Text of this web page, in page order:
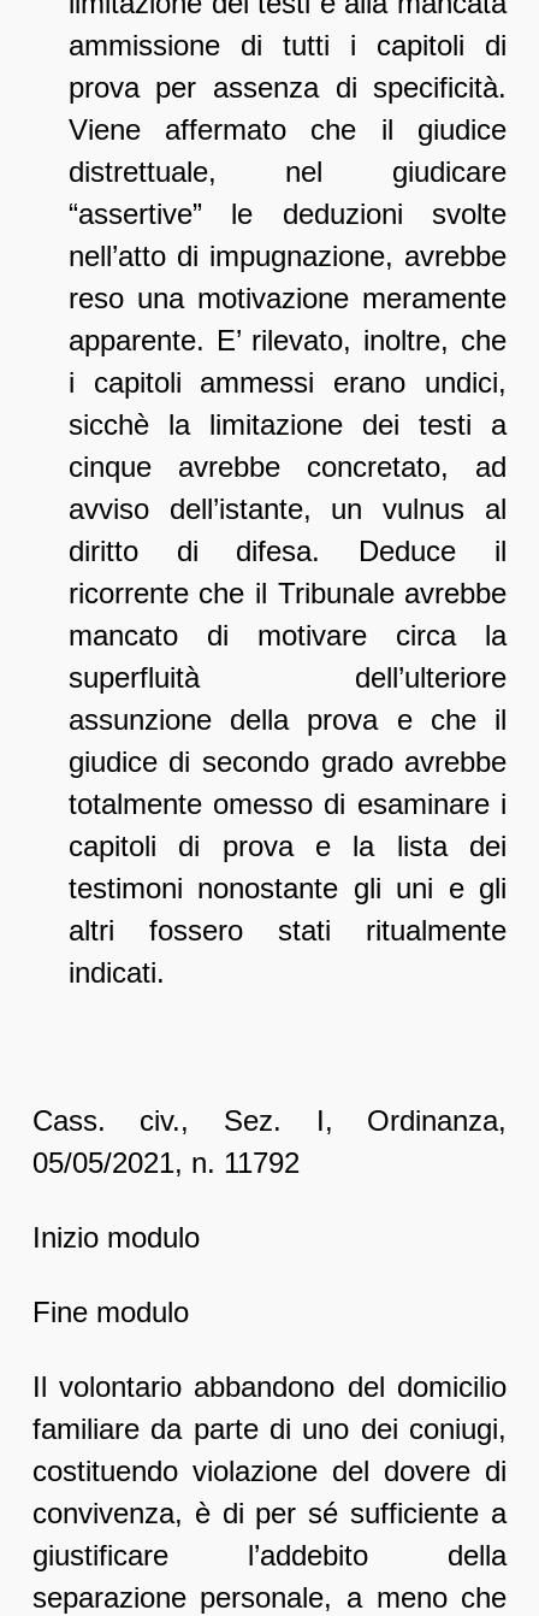
ammissione di tutti i capitoli di
prova per assenza di specificità.
Viene affermato che il giudice
distrettuale, nel giudicare
“assertive” le deduzioni svolte
nell’atto di impugnazione, avrebbe
reso una motivazione meramente
apparente. E’ rilevato, inoltre, che
i capitoli ammessi erano undici,
sicchè la limitazione dei testi a
cinque avrebbe concretato, ad
avviso dell’istante, un vulnus al
diritto di difesa. Deduce il
ricorrente che il Tribunale avrebbe
mancato di motivare circa la
superfluità dell’ulteriore
assunzione della prova e che il
giudice di secondo grado avrebbe
totalmente omesso di esaminare i
capitoli di prova e la lista dei
testimoni nonostante gli uni e gli
altri fossero stati ritualmente
indicati.
Cass. civ., Sez. I, Ordinanza,
05/05/2021, n. 11792
Inizio modulo
Fine modulo
Il volontario abbandono del domicilio
familiare da parte di uno dei coniugi,
costituendo violazione del dovere di
convivenza, è di per sé sufficiente a
giustificare l’addebito della
separazione personale, a meno che